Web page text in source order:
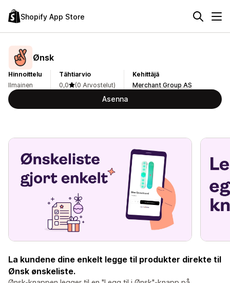
Shopify App Store
Ønsk
Hinnoittelu
Ilmainen
Tähtiarvio
0,0
(0 Arvostelut)
Kehittäjä
Merchant Group AS
Asenna
La kundene dine enkelt legge til produkter direkte til
Ønsk ønskeliste.